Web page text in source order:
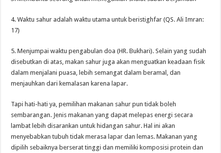
4. Waktu sahur adalah waktu utama untuk beristighfar (QS. Ali Imran:
17)
5. Menjumpai waktu pengabulan doa (HR. Bukhari). Selain yang sudah
disebutkan di atas, makan sahur juga akan menguatkan keadaan fisik
dalam menjalani puasa, lebih semangat dalam beramal, dan
menjauhkan dari kemalasan karena lapar.
Tapi hati-hati ya, pemilihan makanan sahur pun tidak boleh
sembarangan. Jenis makanan yang dapat melepas energi secara
lambat lebih disarankan untuk hidangan sahur. Hal ini akan
menyebabkan tubuh tidak merasa lapar dan lemas. Makanan yang
dipilih sebaiknya berserat tinggi dan memiliki komposisi protein dan